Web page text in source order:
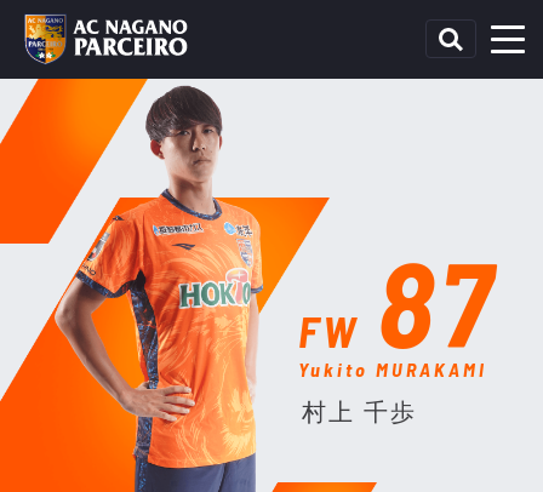
FW 87
Yukito MURAKAMI
村上 千歩